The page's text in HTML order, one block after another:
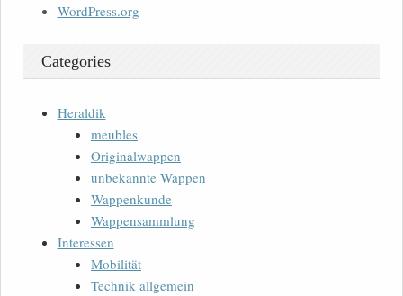
WordPress.org
Categories
Heraldik
meubles
Originalwappen
unbekannte Wappen
Wappenkunde
Wappensammlung
Interessen
Mobilität
Technik allgemein